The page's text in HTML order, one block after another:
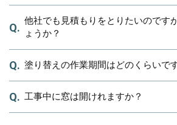
ありますので、基本は部屋干しでご協力お願
もちろんあります。 工事前の挨拶はもちろん
料の飛散に気を配り万が一に備えて、お車に
合わせた配慮を行います。
他社でも見積もりをとりたいのです
ょうか？
大歓迎です。 是非ともお比べ下さい。最低3
致します。
塗り替えの作業期間はどのくらいで
建物の大きさ、塗装箇所の数、天候、季節に
すが一般的には足場解体まで2～3週間ほどか
工事中に窓は開けれますか？